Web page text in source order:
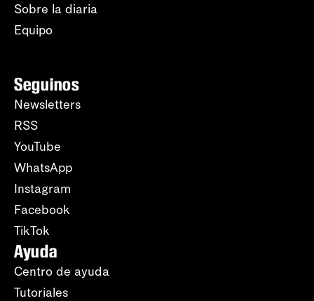
Sobre la diaria
Equipo
Seguinos
Newsletters
RSS
YouTube
WhatsApp
Instagram
Facebook
TikTok
Ayuda
Centro de ayuda
Tutoriales